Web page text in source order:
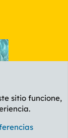
sitio funcione,